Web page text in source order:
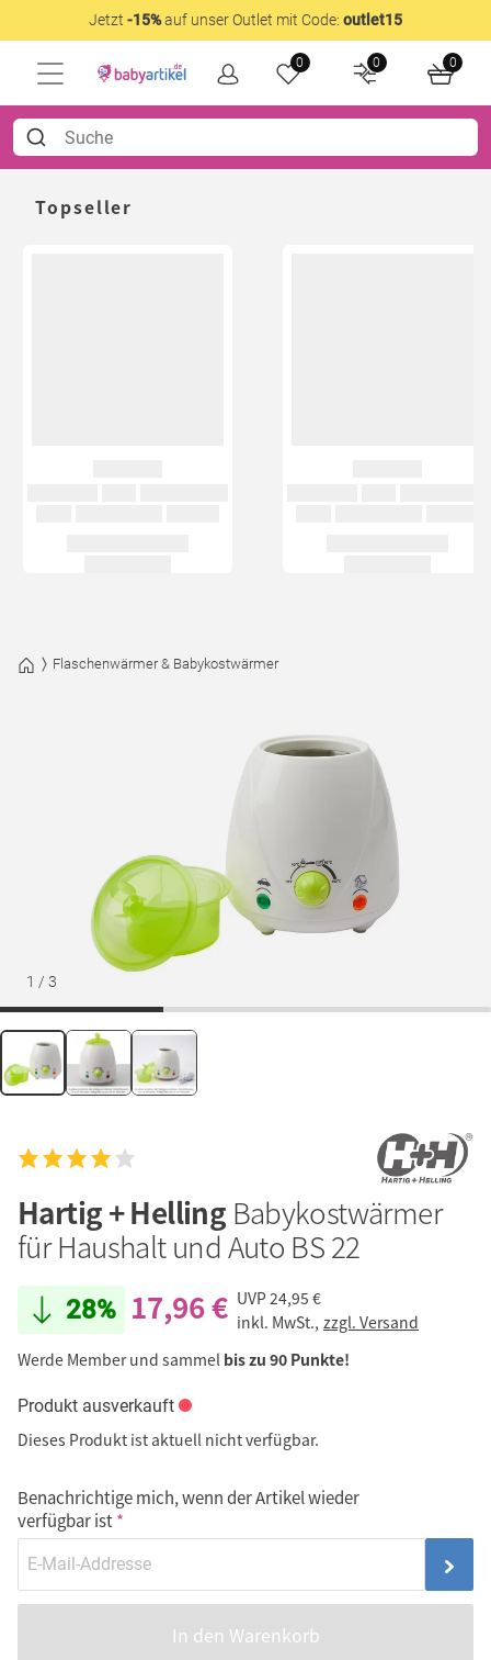
Jetzt -15%auf unser Outlet mit Code: outlet15
0 0 0
Topseller
Flaschenwärmer & Babykostwärmer
1 / 3
Hartig + Helling Babykostwärmer
für Haushalt und Auto BS 22
28% 17,96 € UVP24,95 €
inkl. MwSt., zzgl. Versand
Werde Member und sammel bis zu 90 Punkte!
Produkt ausverkauft
Dieses Produkt ist aktuell nicht verfügbar.
Benachrichtige mich, wenn der Artikel wieder
verfügbar ist
In den Warenkorb